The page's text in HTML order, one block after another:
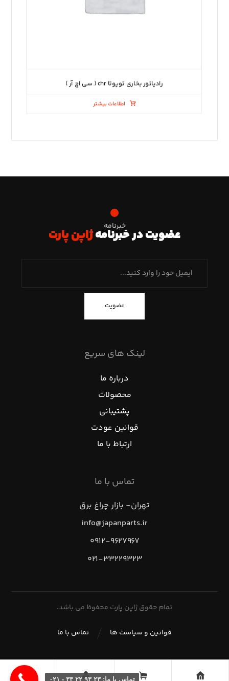
رادیاتور بخاری تویوتا chr ( سی اچ آر )
اطلاعات بیشتر
خبرنامه
عضویت در خبرنامهژاپن پارت
عضویت
لینک های سریع
درباره ما
محصولات
پشتیبانی
قوانین عودت
ارتباط با ما
تماس با ما
تهران- بازار چراغ برق
info@japanparts.ir
۰۹۱۲-۹۶۲۷۹۶۷
۰۲۱-۳۳۲۲۹۳۲۳
تمام حقوق ژاپن پارت محفوظ می باشد.
تماس با ما قوانین و سیاست ها
تماس با ما: ۲۳ ۹۳ ۲۲ ۳۳ - ۰۲۱